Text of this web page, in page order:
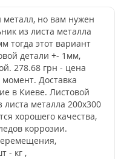
металл, но вам нужен
из листа металла
тогда этот вариант
детали +- 1мм,
278.68 грн - цена
Доставка
в Киеве. Листовой
металла 200х300
хорошего качества,
коррозии.
- кг ,